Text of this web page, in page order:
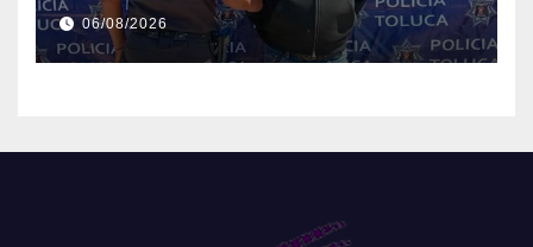
06/08/2026